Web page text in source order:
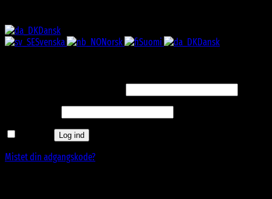
Dansk
Svenska
Norsk Suomi Dansk
Log ind
Mistet din adgangskode?